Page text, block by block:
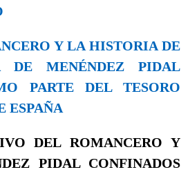
Y LA HISTORIA DE
DE MENÉNDEZ PIDAL
PARTE DEL TESORO
ESPAÑA
DEL ROMANCERO Y
PIDAL CONFINADOS